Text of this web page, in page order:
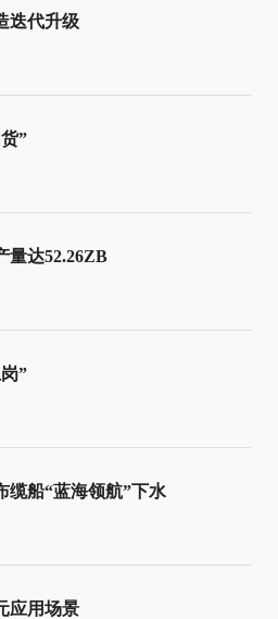
迭代升级
”
量达52.26ZB
”
缆船“蓝海领航”下水
应用场景